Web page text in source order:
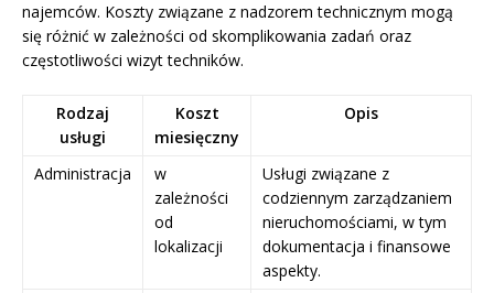
najemców. Koszty związane z nadzorem technicznym mogą
się różnić w zależności od skomplikowania zadań oraz
częstotliwości wizyt techników.
Rodzaj
usługi
Koszt
miesięczny
Opis
Administracja
w
zależności
od
lokalizacji
Usługi związane z
codziennym zarządzaniem
nieruchomościami, w tym
dokumentacja i finansowe
aspekty.